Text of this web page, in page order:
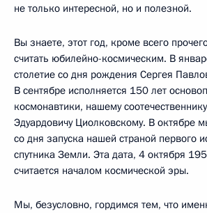
не только интересной, но и полезной.
Вы знаете, этот год, кроме всего
считать юбилейно-космическим. В
столетие со дня рождения Сергея
В сентябре исполняется 150 лет
космонавтики, нашему
Эдуардовичу Циолковскому. В октябре
со дня запуска нашей страной первого
спутника Земли. Эта дата, 4 октября
считается началом космической эры.
Мы, безусловно, гордимся тем, что